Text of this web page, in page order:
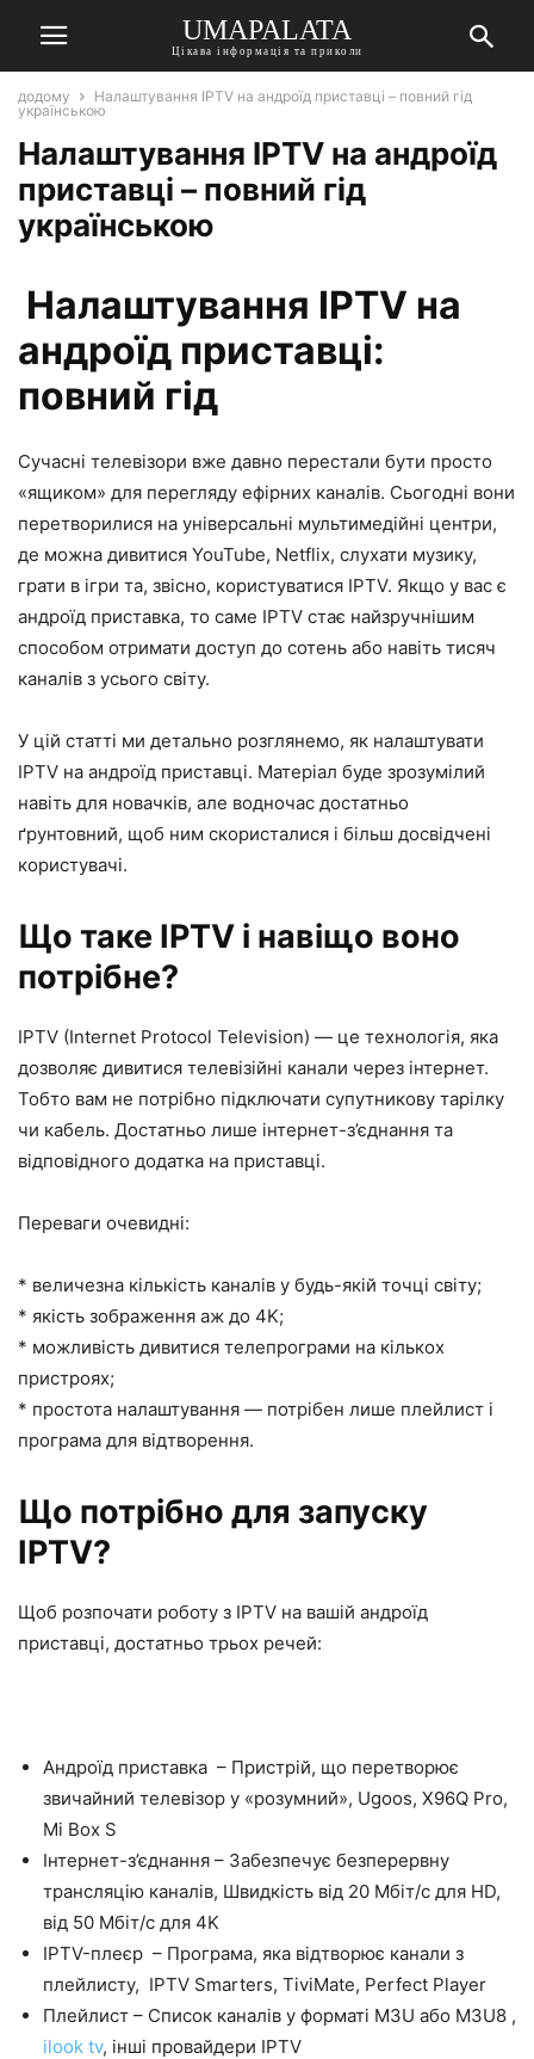
UMAPALATA
Цікава інформація та приколи
додому
Налаштування IPTV на андроїд приставці – повний гід
українською
Налаштування IPTV на андроїд
приставці – повний гід
українською
Налаштування IPTV на
андроїд приставці:
повний гід
Сучасні телевізори вже давно перестали бути просто
«ящиком» для перегляду ефірних каналів. Сьогодні вони
перетворилися на універсальні мультимедійні центри,
де можна дивитися YouTube, Netflix, слухати музику,
грати в ігри та, звісно, користуватися IPTV. Якщо у вас є
андроїд приставка, то саме IPTV стає найзручнішим
способом отримати доступ до сотень або навіть тисяч
каналів з усього світу.
У цій статті ми детально розглянемо, як налаштувати
IPTV на андроїд приставці. Матеріал буде зрозумілий
навіть для новачків, але водночас достатньо
ґрунтовний, щоб ним скористалися і більш досвідчені
користувачі.
Що таке IPTV і навіщо воно
потрібне?
IPTV (Internet Protocol Television) — це технологія, яка
дозволяє дивитися телевізійні канали через інтернет.
Тобто вам не потрібно підключати супутникову тарілку
чи кабель. Достатньо лише інтернет-з’єднання та
відповідного додатка на приставці.
Переваги очевидні:
* величезна кількість каналів у будь-якій точці світу;
* якість зображення аж до 4K;
* можливість дивитися телепрограми на кількох
пристроях;
* простота налаштування — потрібен лише плейлист і
програма для відтворення.
Що потрібно для запуску
IPTV?
Щоб розпочати роботу з IPTV на вашій андроїд
приставці, достатньо трьох речей:
Андроїд приставка – Пристрій, що перетворює
звичайний телевізор у «розумний», Ugoos, X96Q Pro,
Mi Box S
Інтернет-з’єднання – Забезпечує безперервну
трансляцію каналів, Швидкість від 20 Мбіт/с для HD,
від 50 Мбіт/с для 4K
IPTV-плеєр – Програма, яка відтворює канали з
плейлисту, IPTV Smarters, TiviMate, Perfect Player
Плейлист – Список каналів у форматі M3U або M3U8 ,
ilook tv, інші провайдери IPTV